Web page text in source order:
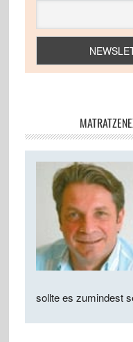
sollte es zumindest